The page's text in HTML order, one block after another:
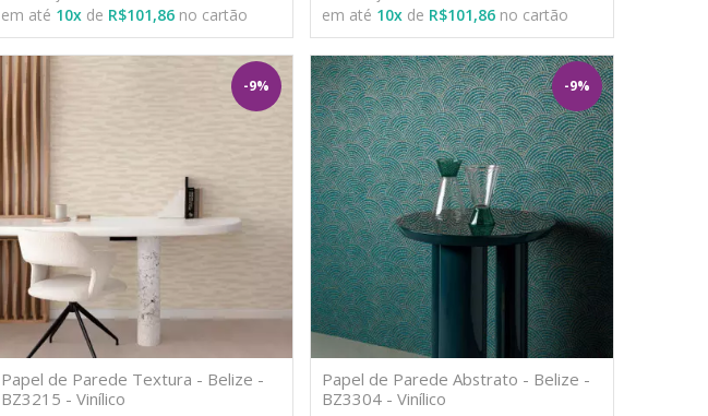
em até 10xde R$101,86no cartão em até 10xde R$101,86no cartão
-9%
Papel de Parede Textura - Belize -
BZ3215 - Vinílico
-9%
Papel de Parede Abstrato - Belize -
BZ3304 - Vinílico